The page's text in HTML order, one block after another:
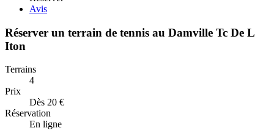
Avis
Réserver un terrain de tennis au Damville Tc De L
Iton
Terrains
4
Prix
Dès 20 €
Réservation
En ligne